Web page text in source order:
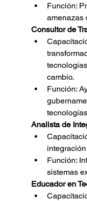
Función:
amenazas
Consultor de
cambio.
Función:
Analista de
Función:
sistemas
Educador en